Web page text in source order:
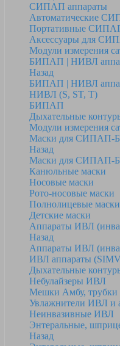
СИПАП аппараты
Автоматические
Портативные
Аксессуары для
Модули измерения
БИПАП | НИВЛ
Назад
БИПАП | НИВЛ
НИВЛ (S, ST, T)
БИПАП
Дыхательные
Модули измерения
Маски для
Назад
Маски для
Канюльные маски
Носовые маски
Рото-носовые маски
Полнолицевые маски
Детские маски
Аппараты ИВЛ
Назад
Аппараты ИВЛ
ИВЛ аппараты
Дыхательные
Небулайзеры ИВЛ
Мешки Амбу, трубки
Увлажнители ИВЛ и
Неинвазивные ИВЛ
Энтеральные,
Назад